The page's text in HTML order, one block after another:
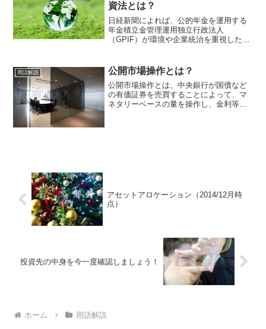
資法とは？
日経新聞によれば、公的年金を運用する
年金積立金管理運用独立行政法人
（GPIF）が環境や企業統治を重視した企
たいどんな投資手法なのでしょうか？本
記事では、ESG投資に...
用語解説 公開市場操作とは？
公開市場操作とは、中央銀行が国債など
の有価証券を売買することによって、マ
ネタリーベースの量を操作し、金利等を
アセットアロケーション（2014/12月時
点）
投資先の中身を今一度確認しましょう！
ホーム 用語解説